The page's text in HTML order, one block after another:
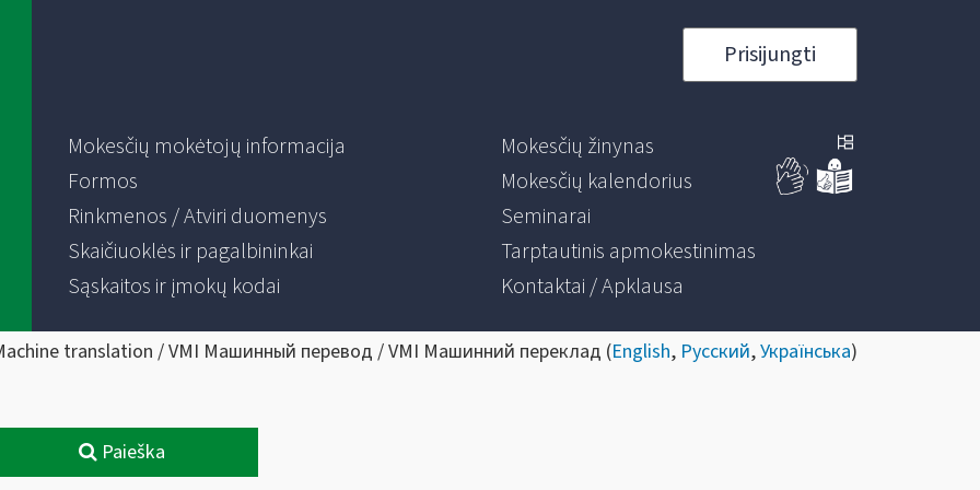
Prisijungti
Mokesčių mokėtojų informacija
Formos
Rinkmenos / Atviri duomenys
Skaičiuoklės ir pagalbininkai
Sąskaitos ir įmokų kodai
Mokesčių žinynas
Mokesčių kalendorius
Seminarai
Tarptautinis apmokestinimas
Kontaktai / Apklausa
translation / VMI Машинный перевод / VMI Машинний переклад (English, Русский,Українська)
Paieška